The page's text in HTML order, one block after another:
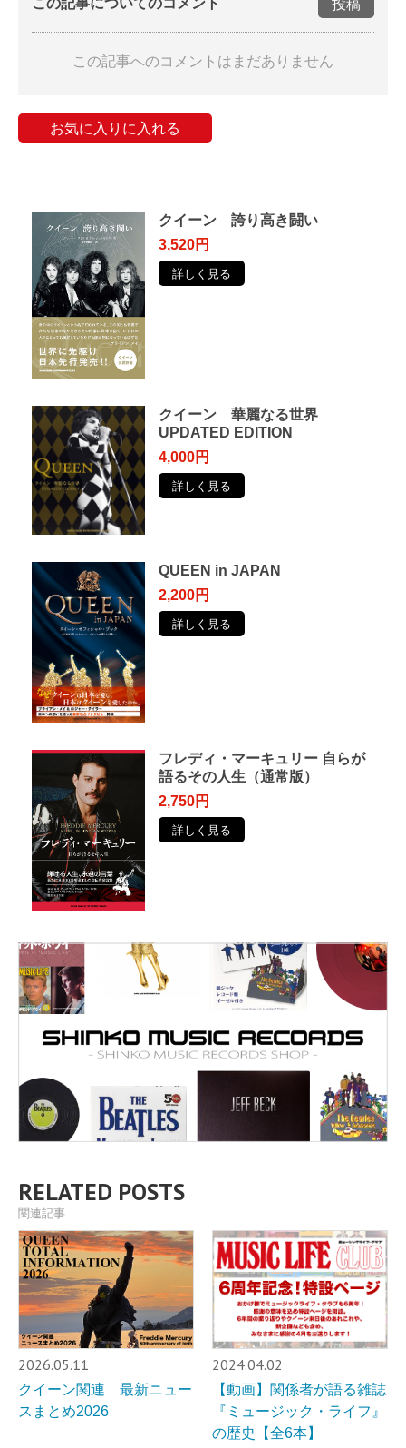
投稿
この記事へのコメントはまだありません
お気に入りに入れる
クイーン 誇り高き闘い
3,520円
詳しく見る
クイーン 華麗なる世界
UPDATED EDITION
4,000円
詳しく見る
QUEEN in JAPAN
2,200円
詳しく見る
フレディ・マーキュリー ⾃らが
語るその⼈⽣（通常版）
2,750円
詳しく見る
RELATED POSTS
関連記事
2026.05.11
クイーン関連 最新ニュー
スまとめ2026
2024.04.02
【動画】関係者が語る雑誌
『ミュージック・ライフ』
の歴史【全6本】